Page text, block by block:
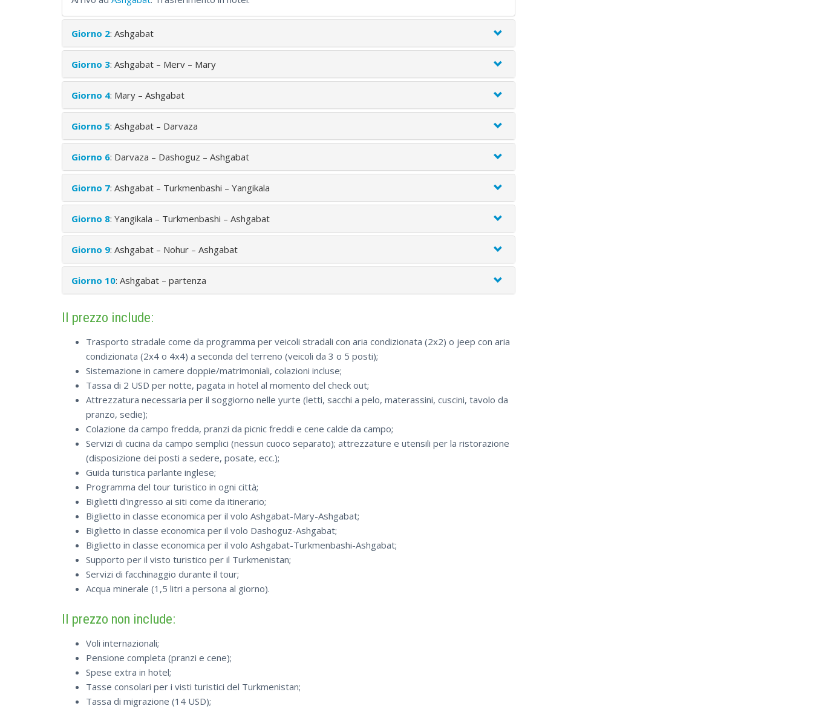
Giorno 2: Ashgabat
Giorno 3: Ashgabat – Merv – Mary
Giorno 4: Mary – Ashgabat
Giorno 5: Ashgabat – Darvaza
Giorno 6: Darvaza – Dashoguz – Ashgabat
Giorno 7: Ashgabat – Turkmenbashi – Yangikala
Giorno 8: Yangikala – Turkmenbashi – Ashgabat
Giorno 9: Ashgabat – Nohur – Ashgabat
Giorno 10: Ashgabat – partenza
Il prezzo include:
Trasporto stradale come da programma per veicoli stradali con aria condizionata (2x2) o jeep con aria
condizionata (2x4 o 4x4) a seconda del terreno (veicoli da 3 o 5 posti);
Sistemazione in camere doppie/matrimoniali, colazioni incluse;
Tassa di 2 USD per notte, pagata in hotel al momento del check out;
Attrezzatura necessaria per il soggiorno nelle yurte (letti, sacchi a pelo, materassini, cuscini, tavolo da
pranzo, sedie);
Colazione da campo fredda, pranzi da picnic freddi e cene calde da campo;
Servizi di cucina da campo semplici (nessun cuoco separato); attrezzature e utensili per la ristorazione
(disposizione dei posti a sedere, posate, ecc.);
Guida turistica parlante inglese;
Programma del tour turistico in ogni città;
Biglietti d'ingresso ai siti come da itinerario;
Biglietto in classe economica per il volo Ashgabat-Mary-Ashgabat;
Biglietto in classe economica per il volo Dashoguz-Ashgabat;
Biglietto in classe economica per il volo Ashgabat-Turkmenbashi-Ashgabat;
Supporto per il visto turistico per il Turkmenistan;
Servizi di facchinaggio durante il tour;
Acqua minerale (1,5 litri a persona al giorno).
Il prezzo non include:
Voli internazionali;
Pensione completa (pranzi e cene);
Spese extra in hotel;
Tasse consolari per i visti turistici del Turkmenistan;
Tassa di migrazione (14 USD);